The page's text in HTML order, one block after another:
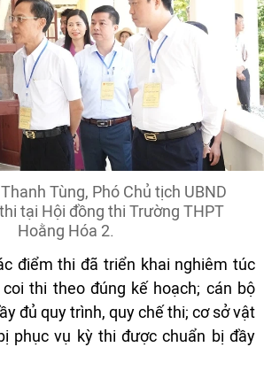
Tùng, Phó Chủ tịch UBND
tại Hội đồng thi Trường THPT
Hoằng Hóa 2.
điểm thi đã triển khai nghiêm túc
thi theo đúng kế hoạch; cán bộ
đủ quy trình, quy chế thi; cơ sở vật
phục vụ kỳ thi được chuẩn bị đầy